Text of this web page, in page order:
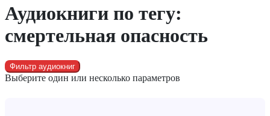
Аудиокниги по тегу:
смертельная опасность
Фильтр аудиокниг
Выберите один или несколько параметров